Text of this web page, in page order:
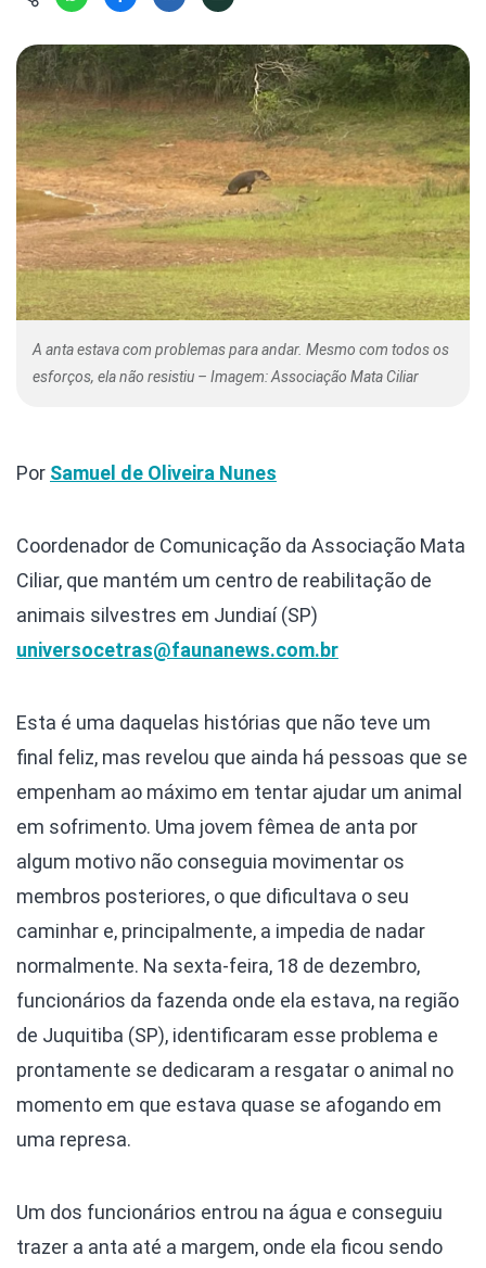
Na Linha
Olha o
Photo
Políticas
Saúde,
Segunda
Túnel do
Universo
Livros do
Nova
Missão
Cursos
A anta estava com problemas para andar. Mesmo com todos os
esforços, ela não resistiu – Imagem: Associação Mata Ciliar
Por Samuel de Oliveira Nunes
Coordenador de Comunicação da Associação Mata
Ciliar, que mantém um centro de reabilitação de
animais silvestres em Jundiaí (SP)
universocetras@faunanews.com.br
Esta é uma daquelas histórias que não teve um
final feliz, mas revelou que ainda há pessoas que se
empenham ao máximo em tentar ajudar um animal
em sofrimento. Uma jovem fêmea de anta por
algum motivo não conseguia movimentar os
membros posteriores, o que dificultava o seu
caminhar e, principalmente, a impedia de nadar
normalmente. Na sexta-feira, 18 de dezembro,
funcionários da fazenda onde ela estava, na região
de Juquitiba (SP), identificaram esse problema e
prontamente se dedicaram a resgatar o animal no
momento em que estava quase se afogando em
uma represa.
Um dos funcionários entrou na água e conseguiu
trazer a anta até a margem, onde ela ficou sendo